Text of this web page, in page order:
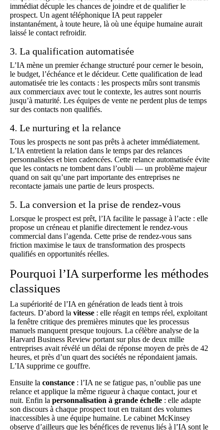
immédiat décuple les chances de joindre et de qualifier le
prospect. Un agent téléphonique IA peut rappeler
instantanément, à toute heure, là où une équipe humaine aurait
laissé le contact refroidir.
3. La qualification automatisée
L’IA mène un premier échange structuré pour cerner le besoin,
le budget, l’échéance et le décideur. Cette qualification de lead
automatisée trie les contacts : les prospects mûrs sont transmis
aux commerciaux avec tout le contexte, les autres sont nourris
jusqu’à maturité. Les équipes de vente ne perdent plus de temps
sur des contacts non qualifiés.
4. Le nurturing et la relance
Tous les prospects ne sont pas prêts à acheter immédiatement.
L’IA entretient la relation dans le temps par des relances
personnalisées et bien cadencées. Cette relance automatisée évite
que les contacts ne tombent dans l’oubli — un problème majeur
quand on sait qu’une part importante des entreprises ne
recontacte jamais une partie de leurs prospects.
5. La conversion et la prise de rendez-vous
Lorsque le prospect est prêt, l’IA facilite le passage à l’acte : elle
propose un créneau et planifie directement le rendez-vous
commercial dans l’agenda. Cette prise de rendez-vous sans
friction maximise le taux de transformation des prospects
qualifiés en opportunités réelles.
Pourquoi l’IA surperforme les méthodes
classiques
La supériorité de l’IA en génération de leads tient à trois
facteurs. D’abord la vitesse : elle réagit en temps réel, exploitant
la fenêtre critique des premières minutes que les processus
manuels manquent presque toujours. La célèbre analyse de la
Harvard Business Review portant sur plus de deux mille
entreprises avait révélé un délai de réponse moyen de près de 42
heures, et près d’un quart des sociétés ne répondaient jamais.
L’IA supprime ce gouffre.
Ensuite la constance : l’IA ne se fatigue pas, n’oublie pas une
relance et applique la même rigueur à chaque contact, jour et
nuit. Enfin la personnalisation à grande échelle : elle adapte
son discours à chaque prospect tout en traitant des volumes
inaccessibles à une équipe humaine. Le cabinet McKinsey
observe d’ailleurs que les bénéfices de revenus liés à l’IA sont le